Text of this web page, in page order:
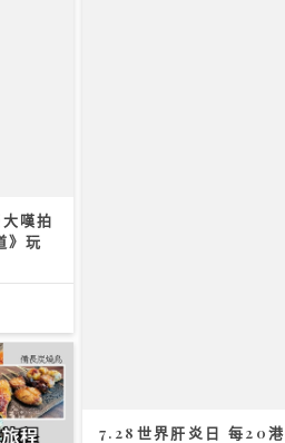
嘆拍
》玩
7.28世界肝炎日 每20